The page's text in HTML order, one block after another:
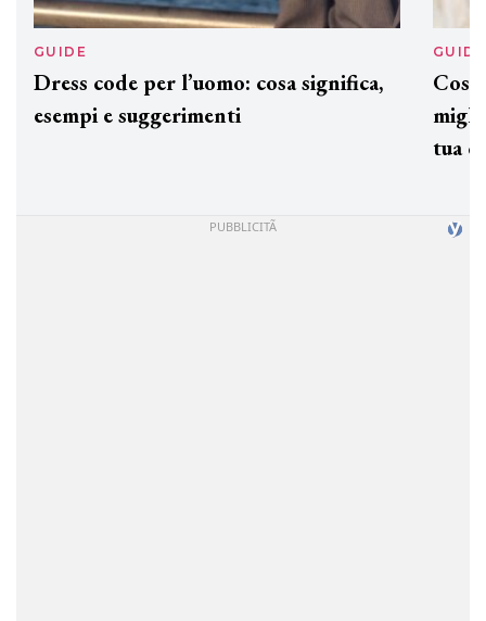
GUIDE
Dress code per l’uomo: cosa significa,
esempi e suggerimenti
GUIDE
tua